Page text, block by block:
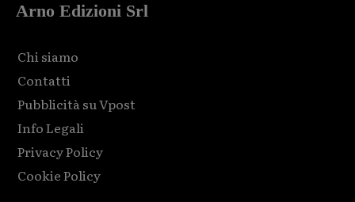
Arno Edizioni Srl
Chi siamo
Contatti
Pubblicità su Vpost
Info Legali
Privacy Policy
Cookie Policy